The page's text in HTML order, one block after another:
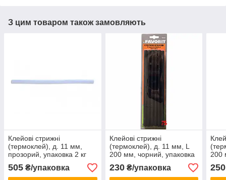
З цим товаром також замовляють
Клейові стрижні
(термоклей), д. 11 мм,
прозорий, упаковка 2 кг
505 ₴/упаковка
Клейові стрижні
(термоклей), д. 11 мм, L
200 мм, чорний, упаковка
12 шт
230₴/упаковка
200
250